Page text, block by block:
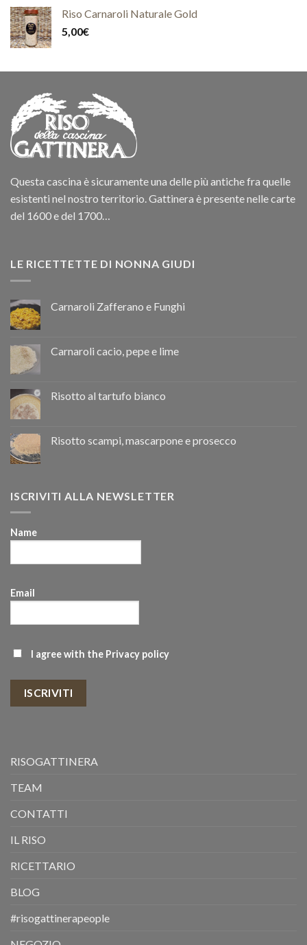
Riso Carnaroli Naturale Gold
5,00€
Questa cascina è sicuramente una delle più antiche fra quelle
esistenti nel nostro territorio. Gattinera è presente nelle carte
del 1600 e del 1700…
LE RICETTETTE DI NONNA GIUDI
Carnaroli Zafferano e Funghi
Carnaroli cacio, pepe e lime
Risotto al tartufo bianco
Risotto scampi, mascarpone e prosecco
ISCRIVITI ALLA NEWSLETTER
Name
Email
I agree with the Privacy policy
ISCRIVITI
RISOGATTINERA
TEAM
CONTATTI
IL RISO
RICETTARIO
BLOG
#risogattinerapeople